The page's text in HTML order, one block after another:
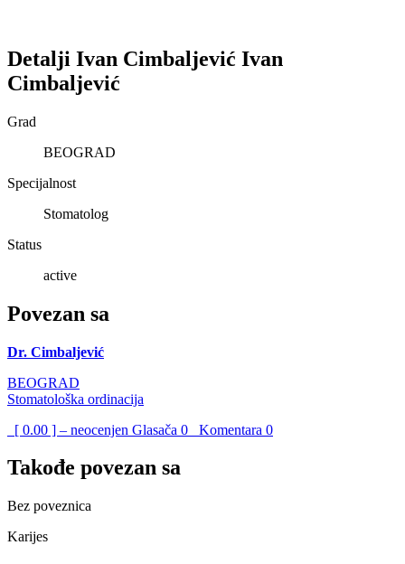
Detalji Ivan Cimbaljević Ivan
Cimbaljević
Grad
BEOGRAD
Specijalnost
Stomatolog
Status
active
Povezan sa
Dr. Cimbaljević
BEOGRAD
Stomatološka ordinacija
[ 0.00 ] – neocenjen Glasača 0 Komentara 0
Takođe povezan sa
Bez poveznica
Karijes